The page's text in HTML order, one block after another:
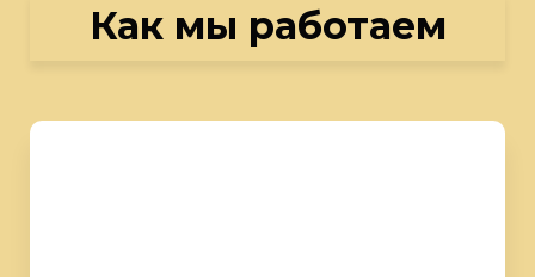
Как мы работаем